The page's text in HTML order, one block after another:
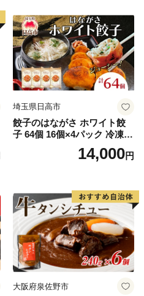
埼玉県日高市
餃子のはながさ ホワイト餃
子 64個 16個×4パック 冷凍
中華 点心 B級グルメ ご当地
野菜 おつまみ おかず 簡単調
ー ギフト お取り寄せ 日高市
14,000円
大阪府泉佐野市